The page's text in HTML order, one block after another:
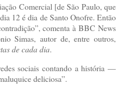
Comercial [de São Paulo, que
12 é dia de Santo Onofre. Então
comenta à BBC News
Simas, autor de, entre outros,
de cada dia.
sociais contando a história —
deliciosa”.